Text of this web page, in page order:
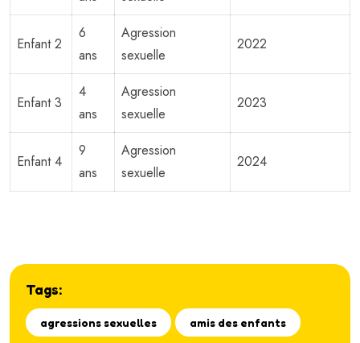
Enfant 2
6
ans
Agression
sexuelle
2022
Enfant 3
4
ans
Agression
sexuelle
2023
Enfant 4
9
ans
Agression
sexuelle
2024
Tags:
agressions sexuelles amis des enfants